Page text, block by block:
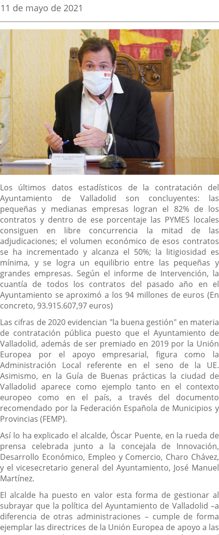
aplicación
externa.
aplicación
externa.
Fecha
la
noticia
11 de mayo de 2021
Descripción
Los últimos datos estadísticos de la contratación del
Ayuntamiento de Valladolid son concluyentes: las
pequeñas y medianas empresas logran el 82% de los
contratos y dentro de ese porcentaje las PYMES locales
consiguen en libre concurrencia la mitad de las
adjudicaciones; el volumen económico de esos contratos
se ha incrementado y alcanza el 50%; la litigiosidad es
mínima, y se logra un equilibrio entre las pequeñas y
grandes empresas. Según el informe de Intervención, la
cuantía de todos los contratos del pasado año en el
Ayuntamiento se aproximó a los 94 millones de euros (En
concreto, 93.915.607,97 euros)
Las cifras de 2020 evidencian "la buena gestión" en materia
de contratación pública puesto que el Ayuntamiento de
Valladolid, además de ser premiado en 2019 por la Unión
Europea por el apoyo empresarial, figura como la
Administración Local referente en el seno de la UE.
Asimismo, en la Guía de Buenas prácticas la ciudad de
Valladolid aparece como ejemplo tanto en el contexto
europeo como en el país, a través del documento
recomendado por la Federación Española de Municipios y
Provincias (FEMP).
Así lo ha explicado el alcalde, Óscar Puente, en la rueda de
prensa celebrada junto a la concejala de Innovación,
Desarrollo Económico, Empleo y Comercio, Charo Chávez,
y el vicesecretario general del Ayuntamiento, José Manuel
Martínez.
El alcalde ha puesto en valor esta forma de gestionar al
subrayar que la política del Ayuntamiento de Valladolid –a
diferencia de otras administraciones – cumple de forma
ejemplar las directrices de la Unión Europea de apoyo a las